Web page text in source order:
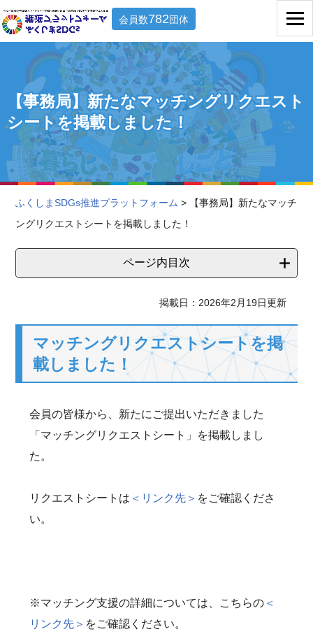
会員数782団体
【事務局】新たなマッチングリクエスト
シートを掲載しました！
ふくしまSDGs推進プラットフォーム > 【事務局】新たなマッチ
ングリクエストシートを掲載しました！
ページ内目次
掲載日：2026年2月19日更新
マッチングリクエストシートを掲
載しました！
会員の皆様から、新たにご提出いただきました
「マッチングリクエストシート」を掲載しまし
た。
リクエストシートは ＜リンク先＞ をご確認くださ
い。
※マッチング支援の詳細については、こちらの ＜
リンク先＞ をご確認ください。